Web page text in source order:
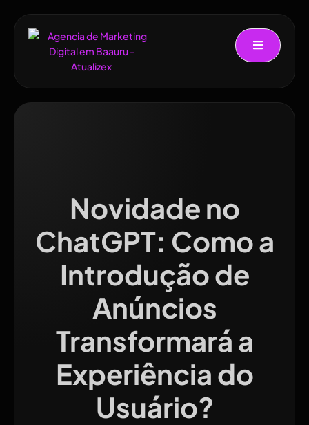
Novidade no
ChatGPT: Como a
Introdução de
Anúncios
Transformará a
Experiência do
Usuário?